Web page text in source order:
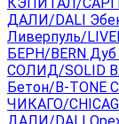
ДАЛИ/DALI
Ливерпуль/
БЕРН/BERN Дуб
СОЛИД/SOLID
Бетон/B-TONE
ЧИКАГО/